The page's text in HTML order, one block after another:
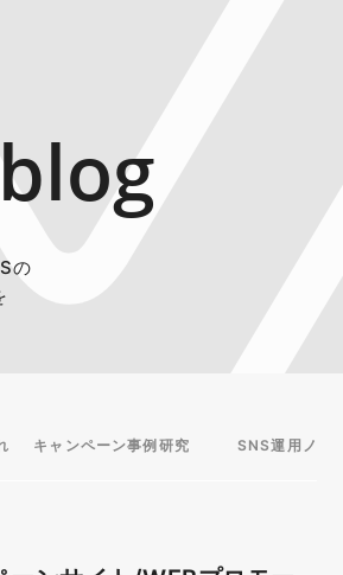
の
キャンペーン事例研究 SNS運用ノウ